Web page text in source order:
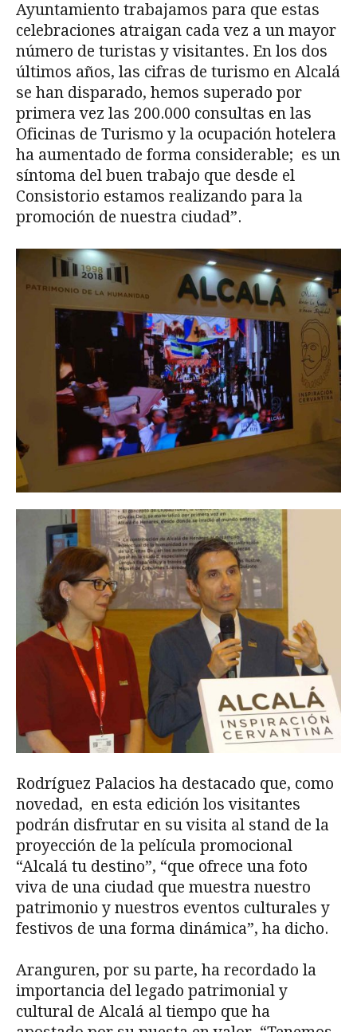
Ayuntamiento trabajamos para que estas
celebraciones atraigan cada vez a un mayor
número de turistas y visitantes. En los dos
últimos años, las cifras de turismo en Alcalá
se han disparado, hemos superado por
primera vez las 200.000 consultas en las
Oficinas de Turismo y la ocupación hotelera
ha aumentado de forma considerable; es un
síntoma del buen trabajo que desde el
Consistorio estamos realizando para la
promoción de nuestra ciudad”.
Rodríguez Palacios ha destacado que, como
novedad, en esta edición los visitantes
podrán disfrutar en su visita al stand de la
proyección de la película promocional
“Alcalá tu destino”, “que ofrece una foto
viva de una ciudad que muestra nuestro
patrimonio y nuestros eventos culturales y
festivos de una forma dinámica”, ha dicho.
Aranguren, por su parte, ha recordado la
importancia del legado patrimonial y
cultural de Alcalá al tiempo que ha